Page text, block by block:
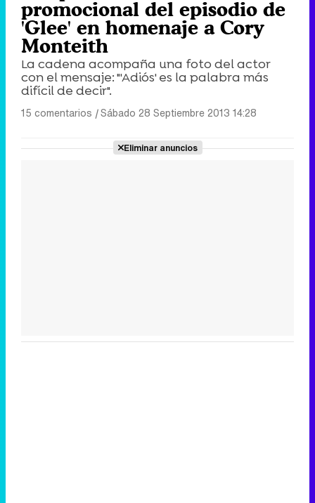
promocional del episodio de
'Glee' en homenaje a Cory
Monteith
La cadena acompaña una foto del actor
con el mensaje: "'Adiós' es la palabra más
difícil de decir".
15 comentarios |Sábado 28 Septiembre 2013 14:28
Eliminar anuncios